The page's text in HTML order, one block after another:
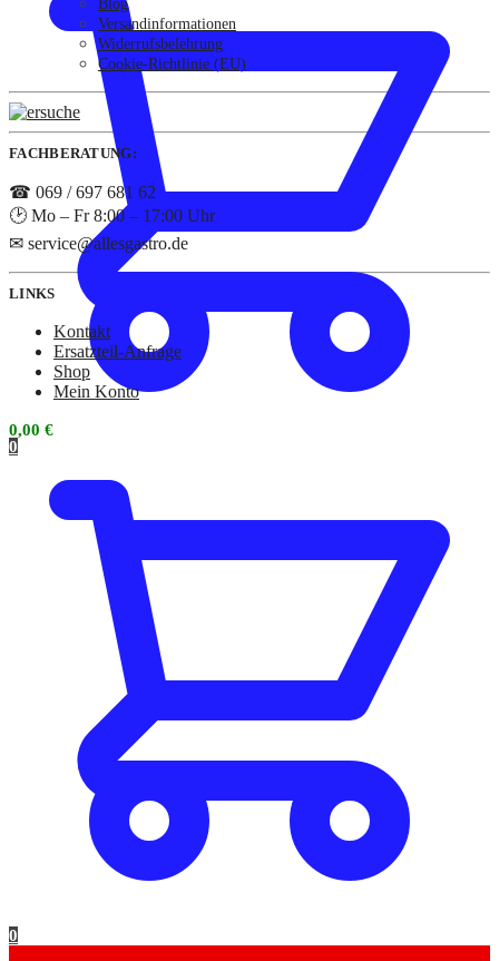
0
Blog
Versandinformationen
Widerrufsbelehrung
Cookie-Richtlinie (EU)
FACHBERATUNG:
☎ 069 / 697 681 62
🕑 Mo – Fr 8:00 – 17:00 Uhr
✉ service@allesgastro.de
LINKS
Kontakt
Ersatzteil-Anfrage
Shop
Mein Konto
0,00 €
0